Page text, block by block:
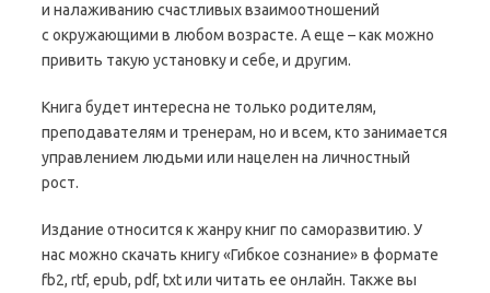
и налаживанию счастливых взаимоотношений
с окружающими в любом возрасте. А еще – как можно
привить такую установку и себе, и другим.
Книга будет интересна не только родителям,
преподавателям и тренерам, но и всем, кто занимается
управлением людьми или нацелен на личностный
рост.
Издание относится к жанру книг по саморазвитию. У
нас можно скачать книгу «Гибкое сознание» в формате
fb2, rtf, epub, pdf, txt или читать ее онлайн. Также вы